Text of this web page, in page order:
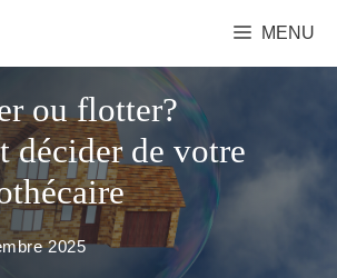
MENU
ou flotter?
décider de votre
2025